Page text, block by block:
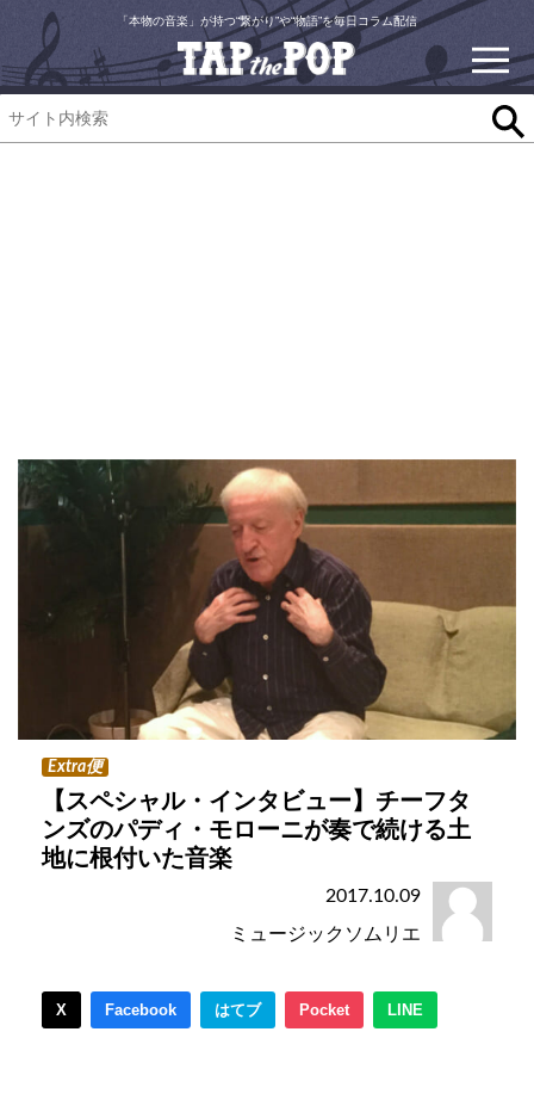
「本物の音楽」が持つ“繋がり”や“物語”を毎日コラム配信
Extra便
【スペシャル・インタビュー】チーフタ
ンズのパディ・モローニが奏で続ける土
地に根付いた音楽
2017.10.09
ミュージックソムリエ
X Facebook はてブ Pocket LINE